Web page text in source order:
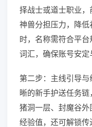
择战士或道士职业
神兽分担压力，降
时，名称需符合平
词汇，确保账号安定
第二步：主线引导
晰的新手护送任务
猪洞一层、封魔谷
经验值，还可解锁